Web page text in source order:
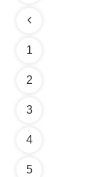
1
2
3
4
5